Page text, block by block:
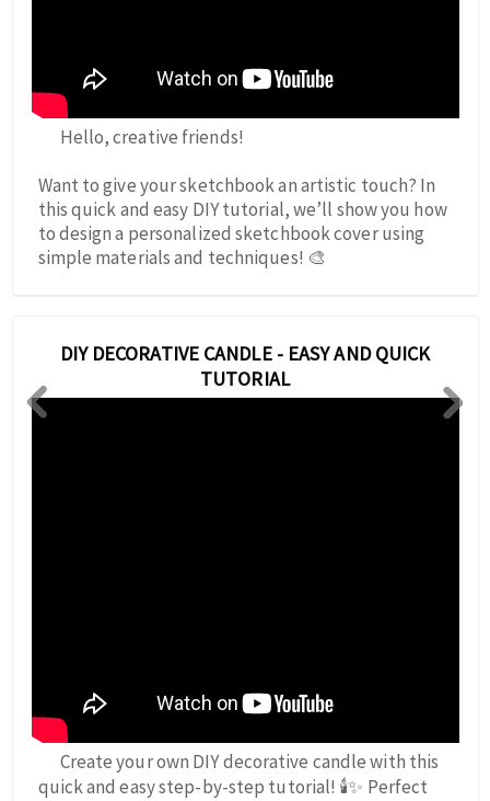
Hello, creative friends!
Want to give your sketchbook an artistic touch? In
this quick and easy DIY tutorial, we’ll show you how
to design a personalized sketchbook cover using
simple materials and techniques! 🎨
DIY DECORATIVE CANDLE - EASY AND QUICK
TUTORIAL
Create your own DIY decorative candle with this
quick and easy step-by-step tutorial! 🕯️✨ Perfect